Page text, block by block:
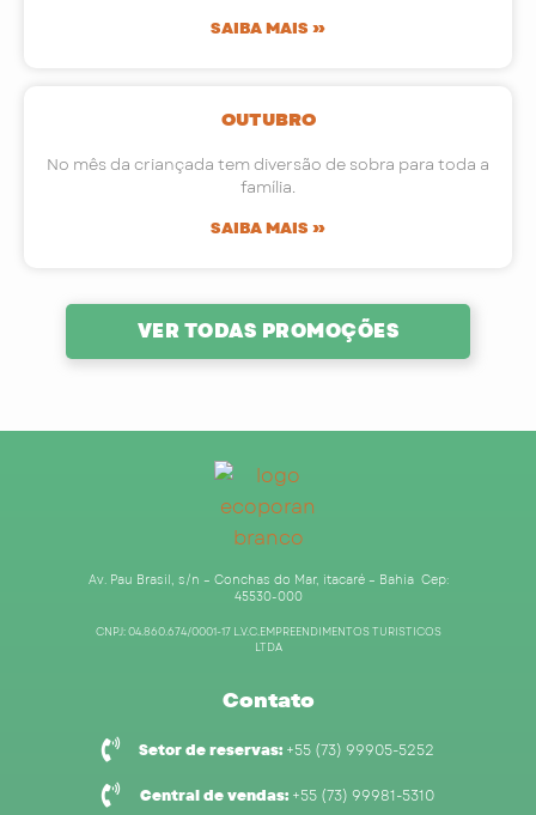
SAIBA MAIS »
OUTUBRO
No mês da criançada tem diversão de sobra para toda a
família.
SAIBA MAIS »
VER TODAS PROMOÇÕES
Av. Pau Brasil, s/n – Conchas do Mar, itacaré – Bahia Cep:
45530-000
CNPJ: 04.860.674/0001-17 L.V.C.EMPREENDIMENTOS TURISTICOS
LTDA
Contato
Setor de reservas: +55 (73) 99905-5252
Central de vendas:+55 (73) 99981-5310